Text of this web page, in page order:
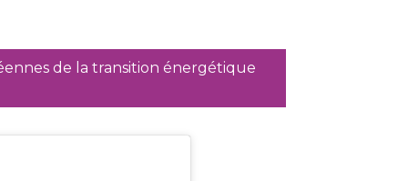
de la transition énergétique